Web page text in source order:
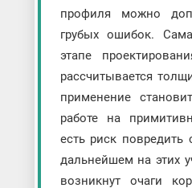
профиля можно
грубых ошибок.
этапе
рассчитывается
применение
работе на
есть риск
дальнейшем на этих
возникнут очаги